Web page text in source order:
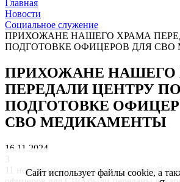
Главная
Новости
Социальное служение
ПРИХОЖАНЕ НАШЕГО ХРАМА
ПОДГОТОВКЕ ОФИЦЕРОВ ДЛЯ
ПРИХОЖАНЕ НАШЕГО
ПЕРЕДАЛИ ЦЕНТРУ ПО
ПОДГОТОВКЕ
СВО МЕДИКАМЕНТЫ
16.11.2024
3
11 ноября от нашего храма в учебный
Сайт использует файлы cookie, а